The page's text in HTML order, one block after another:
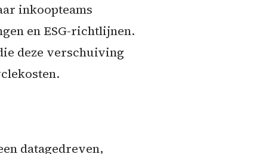
inkoopteams
en ESG-richtlijnen.
deze verschuiving
datagedreven,